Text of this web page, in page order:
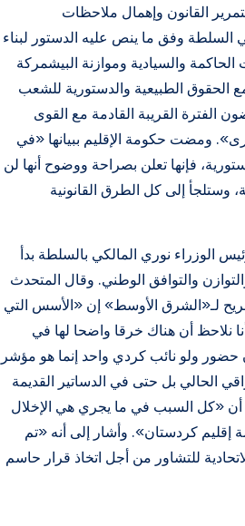
القانون وإهمال ملاحظات
السلطة وفق ما ينص عليه الدستور لبناء
الحاكمة والسيادية وموازنة البيشمركة
الحقوق الطبيعية والدستورية للشعب
القريبة القادمة مع القوى
ومضت حكومة الإقليم ببيانها «في
فإنها تعلن بصراحة ووضوح أنها لن
وستلجأ إلى كل الطرق القانونية
الوزراء نوري المالكي بالسلطة بدأ
والتوافق الوطني. وقال المتحدث
لـ«الشرق الأوسط» إن «الأسس التي
نلاحظ أن هناك خرقا واضحا لها في
حضور ولو نائب كردي واحد إنما هو مؤشر
الحالي بل حتى في الدساتير القديمة
أن «كل السبب في ما يجري هي الإخلال
إقليم كردستان». وأشار إلى أنه «تم
للتشاور من أجل اتخاذ قرار حاسم